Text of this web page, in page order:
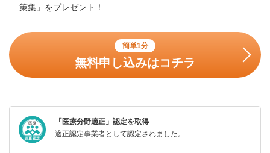
策集」をプレゼント！
簡単1分
無料申し込みはコチラ
「医療分野適正」認定を取得
適正認定事業者として認定されました。